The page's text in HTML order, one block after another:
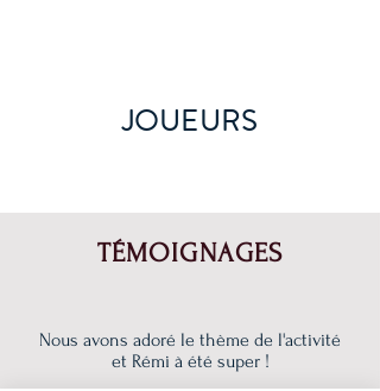
JOUEURS
TÉMOIGNAGES
Nous avons adoré le thème de l'activité
et Rémi à été super !